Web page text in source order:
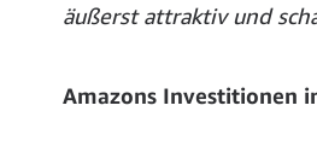
äußerst attraktiv und
Amazons Investitionen